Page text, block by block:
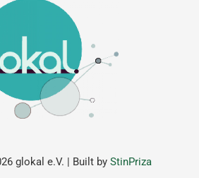
glokal e.V. | Built by StinPriza